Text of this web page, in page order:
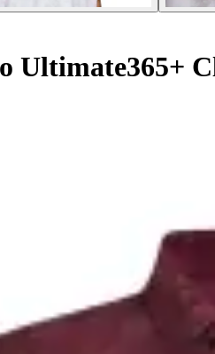
Ultimate365+